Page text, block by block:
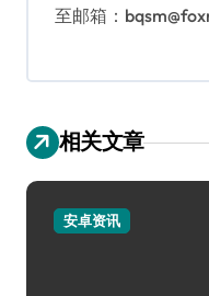
至邮箱：
相关文章
安卓资讯